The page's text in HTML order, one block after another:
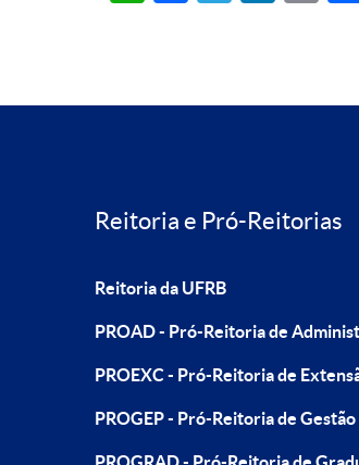
Reitoria e Pró-Reitorias
Reitoria da UFRB
PROAD - Pró-Reitoria de
PROEXC - Pró-Reitoria de
PROGEP - Pró-Reitoria de Gestão